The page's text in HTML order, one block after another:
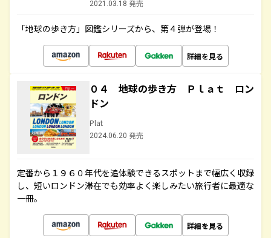
2021.03.18 発売
「地球の歩き方」図鑑シリーズから、第４弾が登場！
詳細を見る
０４ 地球の歩き方 Ｐｌａｔ ロン
ドン
Plat
2024.06.20 発売
定番から１９６０年代を追体験できるスポットまで幅広く収録
し、短いロンドン滞在でも効率よく楽しみたい旅行者に最適な
一冊。
詳細を見る